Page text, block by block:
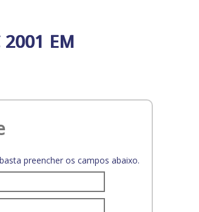
2001 EM
preencher os campos abaixo.